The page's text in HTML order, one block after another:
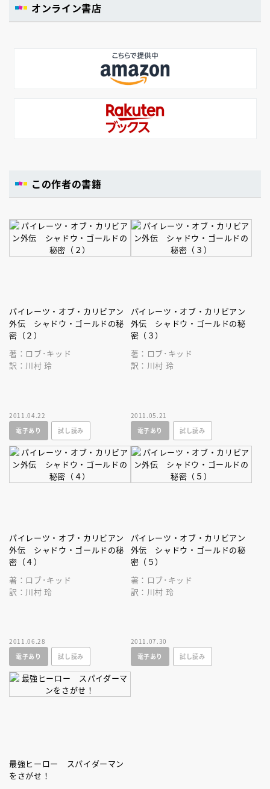
オンライン書店
この作者の書籍
パイレーツ・オブ・カリビアン
外伝 シャドウ・ゴールドの秘
密（２）
著：ロブ･キッド
訳：川村 玲
2011.04.22
電子あり
試し読み
パイレーツ・オブ・カリビアン
外伝 シャドウ・ゴールドの秘
密（３）
著：ロブ･キッド
訳：川村 玲
2011.05.21
電子あり
試し読み
パイレーツ・オブ・カリビアン
外伝 シャドウ・ゴールドの秘
密（４）
著：ロブ･キッド
訳：川村 玲
2011.06.28
電子あり
試し読み
パイレーツ・オブ・カリビアン
外伝 シャドウ・ゴールドの秘
密（５）
著：ロブ･キッド
訳：川村 玲
2011.07.30
電子あり
試し読み
最強ヒーロー スパイダーマン
をさがせ！